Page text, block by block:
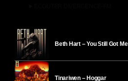
Beth Hart – You Still Got Me
Tinariwen – Hoggar